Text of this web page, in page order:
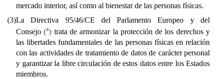
mercado interior, así como al bienestar de las personas físicas.
(3)La Directiva 95/46/CE del Parlamento Europeo y del
Consejo(4) trata de armonizar la protección de los derechos y
las libertades fundamentales de las personas físicas en relación
con las actividades de tratamiento de datos de carácter personal
y garantizar la libre circulación de estos datos entre los Estados
miembros.